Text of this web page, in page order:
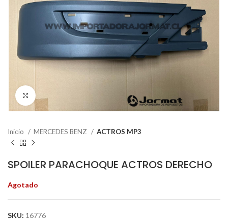
Inicio MERCEDES BENZ ACTROS MP3
SPOILER PARACHOQUE ACTROS DERECHO
Agotado
SKU: 16776